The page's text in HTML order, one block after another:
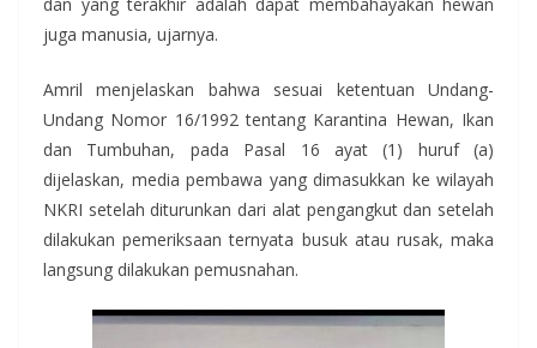
dan yang terakhir adalah dapat membahayakan hewan
juga manusia, ujarnya.
Amril menjelaskan bahwa sesuai ketentuan Undang-
Undang Nomor 16/1992 tentang Karantina Hewan, Ikan
dan Tumbuhan, pada Pasal 16 ayat (1) huruf (a)
dijelaskan, media pembawa yang dimasukkan ke wilayah
NKRI setelah diturunkan dari alat pengangkut dan setelah
dilakukan pemeriksaan ternyata busuk atau rusak, maka
langsung dilakukan pemusnahan.